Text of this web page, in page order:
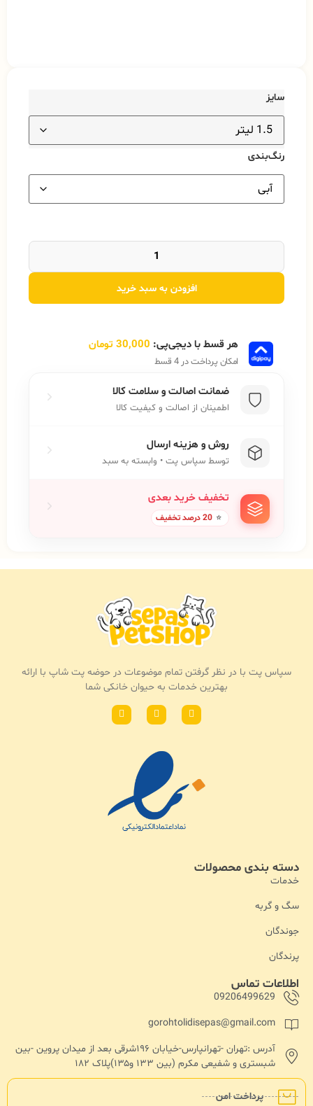
سایز
رنگ‌بندی
افزودن به سبد خرید
هر قسط با دیجی‌پی: 30,000تومان
امکان پرداخت در 4 قسط
ضمانت اصالت و سلامت کالا
اطمینان از اصالت و کیفیت کالا
روش و هزینه ارسال
توسط سپاس پت • وابسته به سبد
تخفیف خرید بعدی
⭐ 20 درصد تخفیف
پرداخت امن
اطلاعات تماس
09206499629
gorohtolidisepas@gmail.com
آدرس :تهران -تهرانپارس-خیابان ۱۹۶شرقی بعد از میدان پروین -بین
شبستری و شفیعی مکرم (بین ۱۳۳ و۱۳۵)پلاک ۱۸۲
دسته بندی محصولات
خدمات
سگ و گربه
جوندگان
پرندگان
سپاس پت با در نظر گرفتن تمام موضوعات در حوضه پت شاپ با ارائه
بهترین خدمات به حیوان خانکی شما